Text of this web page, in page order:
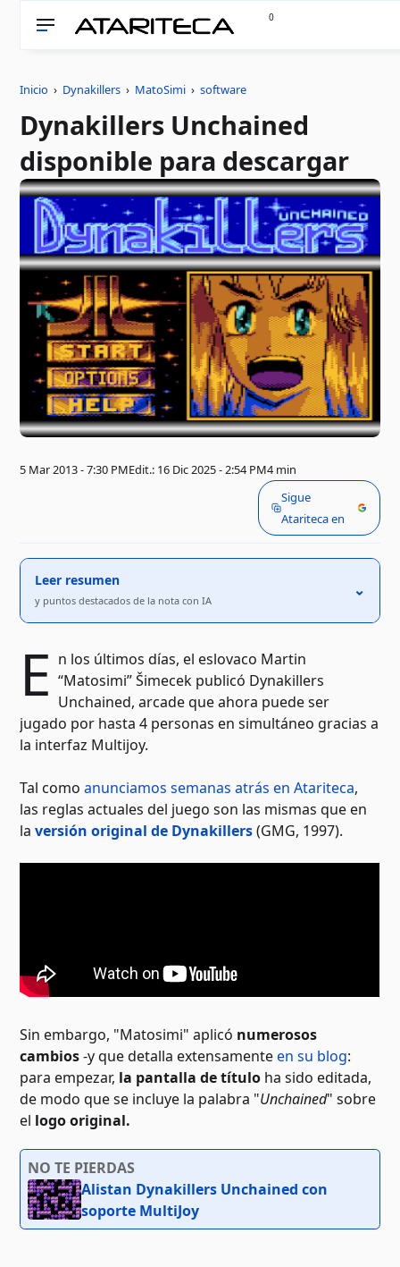
0
Inicio › Dynakillers › MatoSimi ›software
Dynakillers Unchained
disponible para descargar
5 Mar 2013 - 7:30 PMEdit.: 16 Dic 2025 - 2:54 PM4 min
Sigue
Atariteca en
Leer resumen
y puntos destacados de la nota con IA
⌃
E n los últimos días, el eslovaco Martin
“Matosimi” Šimecek publicó Dynakillers
Unchained, arcade que ahora puede ser
jugado por hasta 4 personas en simultáneo gracias a
la interfaz Multijoy.
Tal comoanunciamos semanas atrás en Atariteca,
las reglas actuales del juego son las mismas que en
laversión original de Dynakillers(GMG, 1997).
Sin embargo, "Matosimi" aplicó numerosos
cambios-y que detalla extensamenteen su blog:
para empezar, la pantalla de título ha sido editada,
de modo que se incluye la palabra "Unchained" sobre
el logo original.
NO TE PIERDAS
Alistan Dynakillers Unchained con
soporte MultiJoy